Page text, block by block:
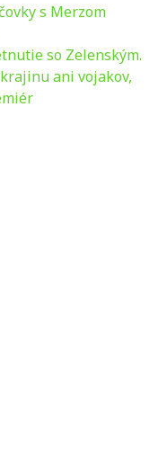
s Merzom
so Zelenským.
ani vojakov,